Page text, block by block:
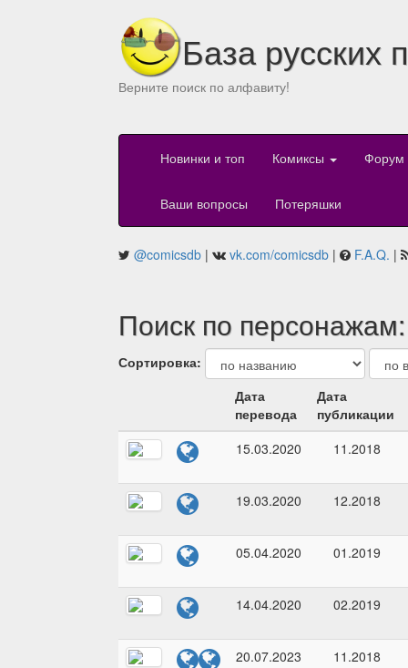
База русских
Верните поиск по алфавиту!
Новинки и топ Комиксы Форум
Ваши вопросы Потеряшки
@comicsdb | vk.com/comicsdb | F.A.Q. |
Поиск по
Сортировка:
Дата
перевода
Дата
публикации
15.03.2020
11.2018
19.03.2020 12.2018
05.04.2020 01.2019
14.04.2020 02.2019
20.07.2023 11.2018